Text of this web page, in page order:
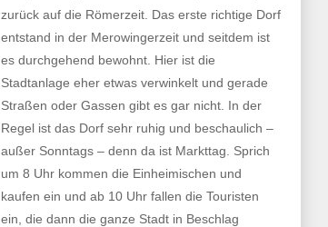
zurück auf die Römerzeit. Das erste richtige Dorf
entstand in der Merowingerzeit und seitdem ist
es durchgehend bewohnt. Hier ist die
Stadtanlage eher etwas verwinkelt und gerade
Straßen oder Gassen gibt es gar nicht. In der
Regel ist das Dorf sehr ruhig und beschaulich –
außer Sonntags – denn da ist Markttag. Sprich
um 8 Uhr kommen die Einheimischen und
kaufen ein und ab 10 Uhr fallen die Touristen
ein, die dann die ganze Stadt in Beschlag